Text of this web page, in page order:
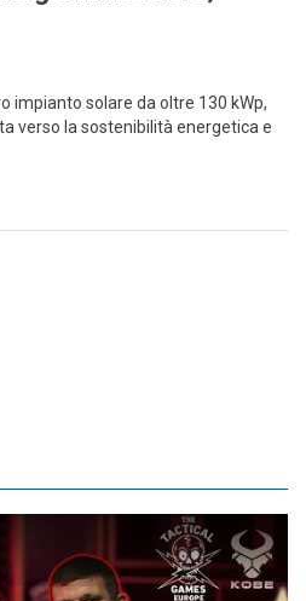
impianto solare da oltre 130 kWp,
verso la sostenibilità energetica e